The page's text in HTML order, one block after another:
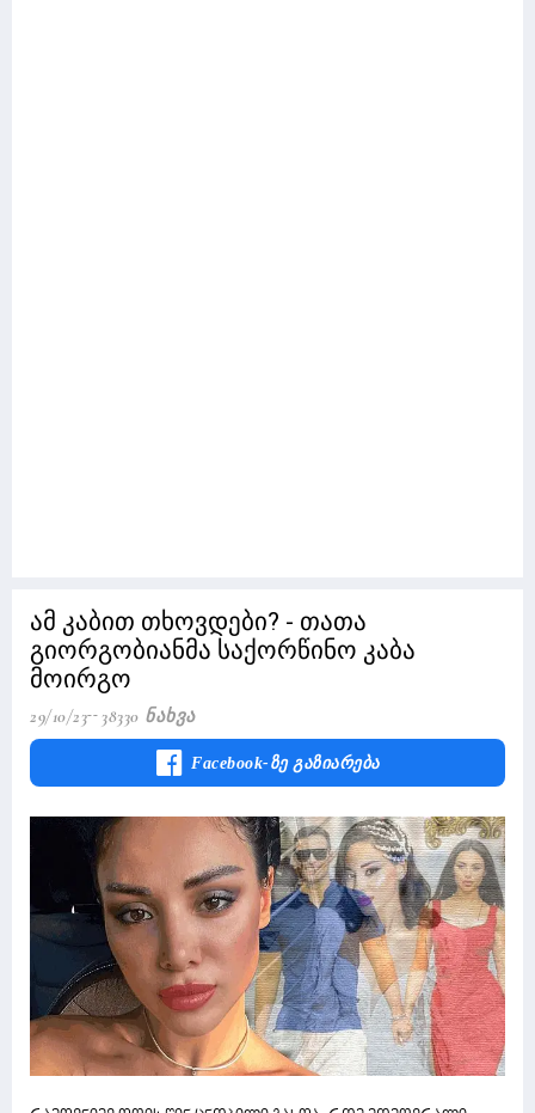
ამ კაბით თხოვდები? - თათა
გიორგობიანმა საქორწინო კაბა
მოირგო
29/10/23 38330 Ნახვა
Facebook-Ზე Გაზიარება